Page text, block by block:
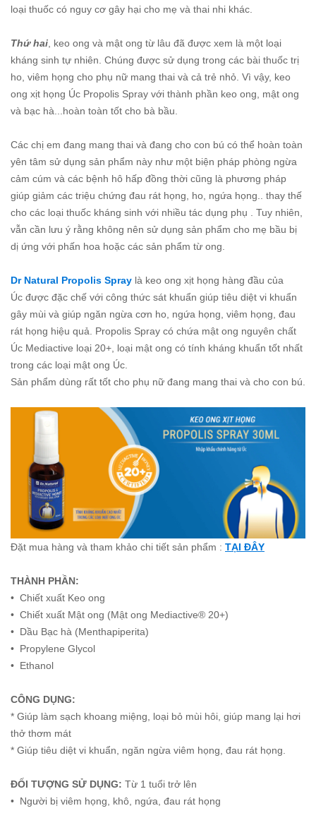
loại thuốc có nguy cơ gây hại cho mẹ và thai nhi khác.
Thứ hai , keo ong và mật ong từ lâu đã được xem là một loại
kháng sinh tự nhiên. Chúng được sử dụng trong các bài thuốc trị
ho, viêm họng cho phụ nữ mang thai và cả trẻ nhỏ. Vì vậy, keo
ong xịt họng Úc Propolis Spray với thành phần keo ong, mật ong
và bạc hà...hoàn toàn tốt cho bà bầu.
Các chị em đang mang thai và đang cho con bú có thể hoàn toàn
yên tâm sử dụng sản phẩm này như một biện pháp phòng ngừa
cảm cúm và các bệnh hô hấp đồng thời cũng là phương pháp
giúp giảm các triệu chứng đau rát họng, ho, ngứa họng.. thay thế
cho các loại thuốc kháng sinh với nhiều tác dụng phụ . Tuy nhiên,
vẫn cần lưu ý rằng không nên sử dụng sản phẩm cho mẹ bầu bị
dị ứng với phấn hoa hoặc các sản phẩm từ ong.
Dr Natural Propolis Spray là keo ong xịt họng hàng đầu của
Úc được đặc chế với công thức sát khuẩn giúp tiêu diệt vi khuẩn
gây mùi và giúp ngăn ngừa cơn ho, ngứa họng, viêm họng, đau
rát họng hiệu quả. Propolis Spray có chứa mật ong nguyên chất
Úc Mediactive loại 20+, loại mật ong có tính kháng khuẩn tốt nhất
trong các loại mật ong Úc.
Sản phẩm dùng rất tốt cho phụ nữ đang mang thai và cho con bú.
Đặt mua hàng và tham khảo chi tiết sản phẩm : TẠI ĐÂY
THÀNH PHẦN:
• Chiết xuất Keo ong
• Chiết xuất Mật ong (Mật ong Mediactive® 20+)
• Dầu Bạc hà (Menthapiperita)
• Propylene Glycol
• Ethanol
CÔNG DỤNG:
* Giúp làm sạch khoang miệng, loại bỏ mùi hôi, giúp mang lại hơi
thở thơm mát
* Giúp tiêu diệt vi khuẩn, ngăn ngừa viêm họng, đau rát họng.
ĐỐI TƯỢNG SỬ DỤNG: Từ 1 tuổi trở lên
• Người bị viêm họng, khô, ngứa, đau rát họng